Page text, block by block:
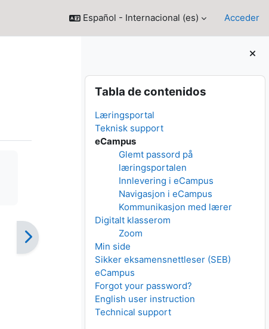
Español - Internacional ‎(es)‎ Acceder
Bloques
Salta Tabla de contenidos
Tabla de contenidos
Læringsportal
Teknisk support
eCampus
Glemt passord på
læringsportalen
Innlevering i eCampus
Navigasjon i eCampus
Kommunikasjon med lærer
Digitalt klasserom
Zoom
Min side
Sikker eksamensnettleser (SEB)
eCampus
Forgot your password?
English user instruction
Technical support